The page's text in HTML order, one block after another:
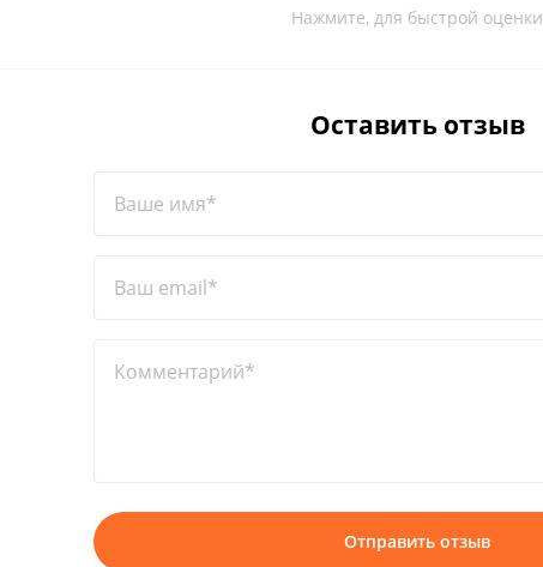
Нажмите, для быстрой оценки
Оставить отзыв
Ваше имя*
Ваш email*
Комментарий*
Отправить отзыв